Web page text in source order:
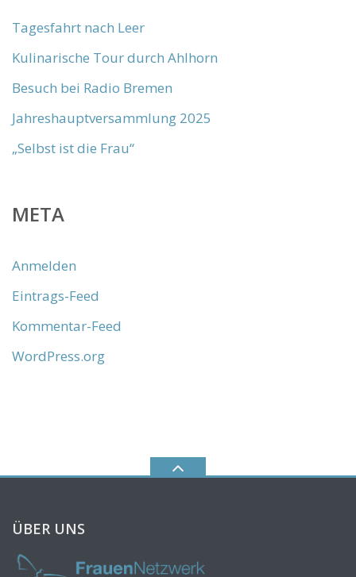
Tagesfahrt nach Leer
Kulinarische Tour durch Ahlhorn
Besuch bei Radio Bremen
Jahreshauptversammlung 2025
„Selbst ist die Frau“
META
Anmelden
Eintrags-Feed
Kommentar-Feed
WordPress.org
ÜBER UNS